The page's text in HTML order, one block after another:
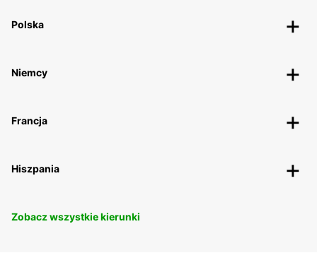
Polska
Niemcy
Francja
Hiszpania
Zobacz wszystkie kierunki